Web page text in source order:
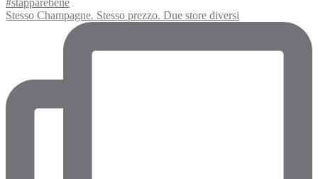
Stesso Champagne. Stesso prezzo. Due store diversi